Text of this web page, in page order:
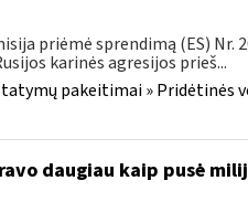
priėmė sprendimą (ES) Nr.
karinės agresijos prieš...
pakeitimai » Pridėtinės
daugiau kaip pusė